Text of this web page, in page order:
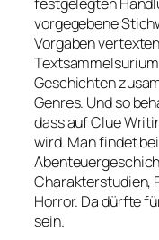
festgelegten
vorgegebene
Vorgaben
Geschichten
Genres. Und so
dass auf Clue
wird. Man findet
Charakterstudien,
Horror. Da dürfte
sein.